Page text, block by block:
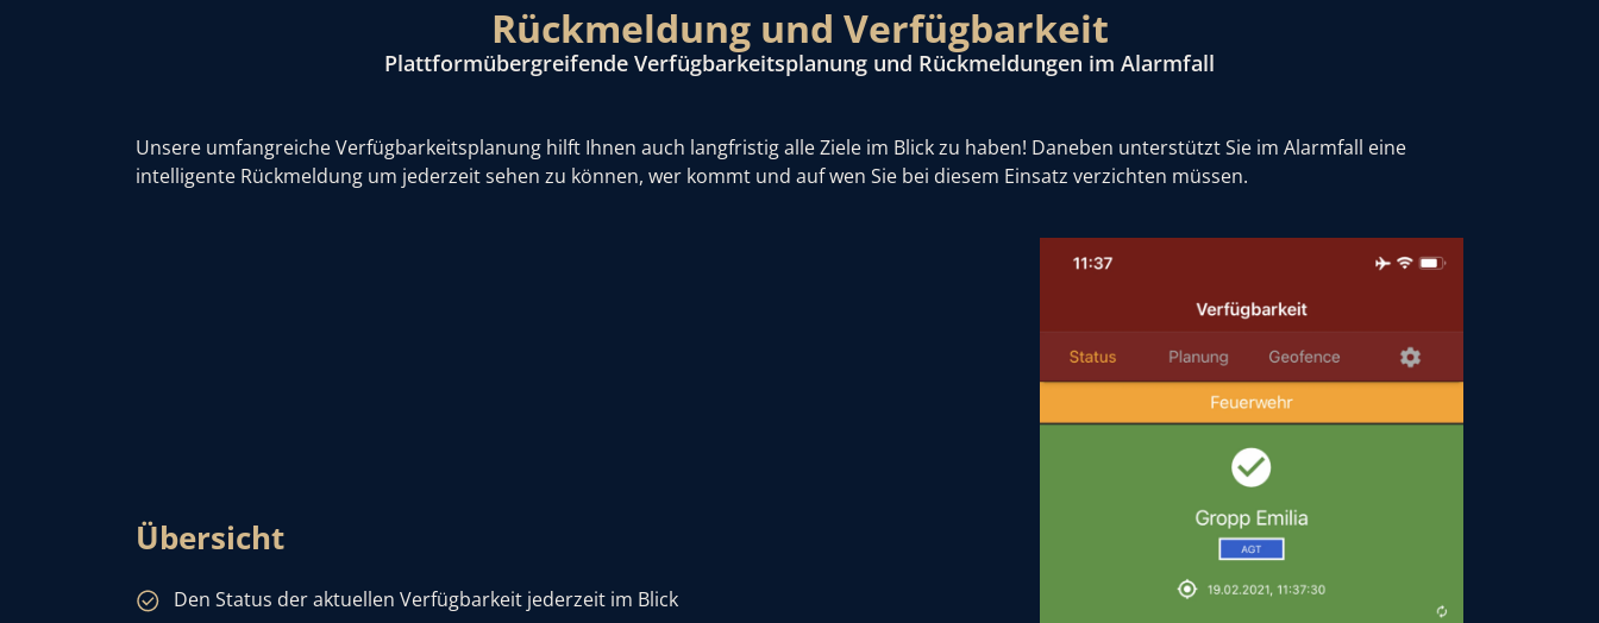
Rückmeldung und Verfügbarkeit
Plattformübergreifende Verfügbarkeitsplanung und Rückmeldungen im Alarmfall
Unsere umfangreiche Verfügbarkeitsplanung hilft Ihnen auch langfristig alle Ziele im Blick zu haben! Daneben unterstützt Sie im Alarmfall eine
intelligente Rückmeldung um jederzeit sehen zu können, wer kommt und auf wen Sie bei diesem Einsatz verzichten müssen.
Übersicht
Den Status der aktuellen Verfügbarkeit jederzeit im Blick